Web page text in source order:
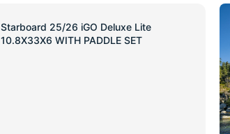
Starboard 25/26 iGO Deluxe Lite
10.8X33X6 WITH PADDLE SET